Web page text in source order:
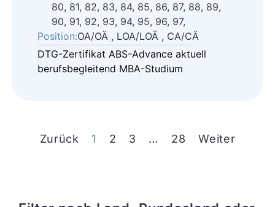
80, 81, 82, 83, 84, 85, 86, 87, 88, 89,
90, 91, 92, 93, 94, 95, 96, 97,
Position:OA/OÄ , LOA/LOÄ , CA/CÄ
DTG-Zertifikat ABS-Advance aktuell
berufsbegleitend MBA-Studium
Zurück 1 2 3 … 28 Weiter